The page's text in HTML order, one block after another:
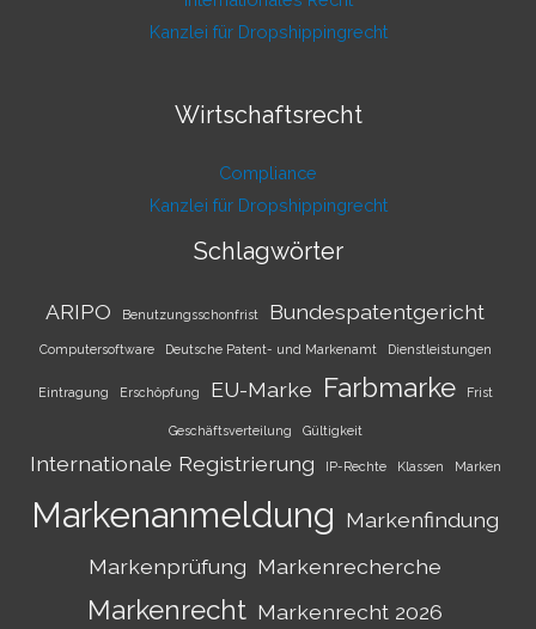
Kanzlei für Dropshippingrecht
Wirtschaftsrecht
Compliance
Kanzlei für Dropshippingrecht
Schlagwörter
ARIPO Benutzungsschonfrist Bundespatentgericht
Computersoftware Deutsche Patent- und Markenamt Dienstleistungen
Eintragung Erschöpfung EU-Marke Farbmarke Frist
Geschäftsverteilung Gültigkeit
Internationale Registrierung IP-Rechte Klassen Marken
Markenanmeldung Markenfindung
Markenprüfung Markenrecherche
Markenrecht Markenrecht 2026